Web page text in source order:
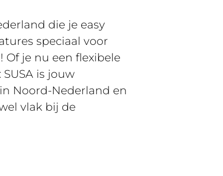
die je easy
speciaal voor
je nu een flexibele
is jouw
Noord-Nederland en
vlak bij de